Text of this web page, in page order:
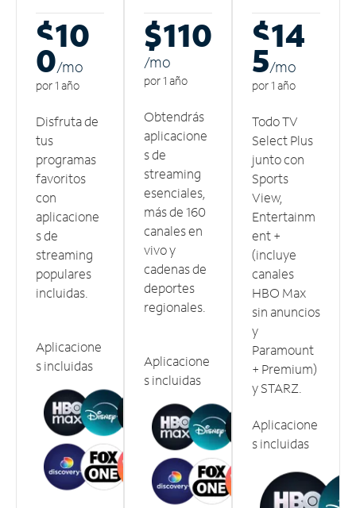
$10
0/mo
por 1 año
Disfruta de
tus
programas
favoritos
con
aplicacione
s de
streaming
populares
incluidas.
Aplicacione
s incluidas
$110
/mo
por 1 año
Obtendrás
aplicacione
s de
streaming
esenciales,
más de 160
canales en
vivo y
cadenas de
deportes
regionales.
Aplicacione
s incluidas
$14
5/mo
por 1 año
Todo TV
Select Plus
junto con
Sports
View,
Entertainm
ent +
(incluye
canales
HBO Max
sin anuncios
y
Paramount
+ Premium)
y STARZ.
Aplicacione
s incluidas